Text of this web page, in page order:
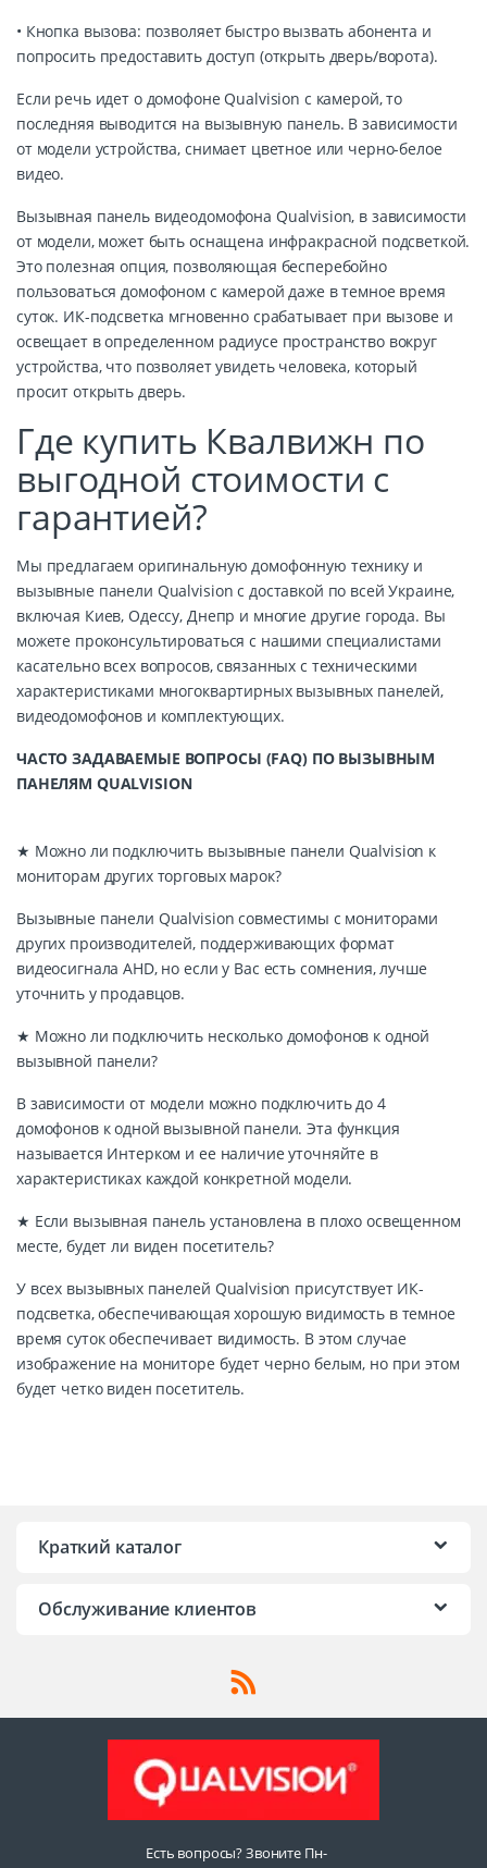
• Кнопка вызова: позволяет быстро вызвать абонента и
попросить предоставить доступ (открыть дверь/ворота).
Если речь идет о домофоне Qualvision с камерой, то
последняя выводится на вызывную панель. В зависимости
от модели устройства, снимает цветное или черно-белое
видео.
Вызывная панель видеодомофона Qualvision, в зависимости
от модели, может быть оснащена инфракрасной подсветкой.
Это полезная опция, позволяющая бесперебойно
пользоваться домофоном с камерой даже в темное время
суток. ИК-подсветка мгновенно срабатывает при вызове и
освещает в определенном радиусе пространство вокруг
устройства, что позволяет увидеть человека, который
просит открыть дверь.
Где купить Квалвижн по
выгодной стоимости с
гарантией?
Мы предлагаем оригинальную домофонную технику и
вызывные панели Qualvision с доставкой по всей Украине,
включая Киев, Одессу, Днепр и многие другие города. Вы
можете проконсультироваться с нашими специалистами
касательно всех вопросов, связанных с техническими
характеристиками многоквартирных вызывных панелей,
видеодомофонов и комплектующих.
ЧАСТО ЗАДАВАЕМЫЕ ВОПРОСЫ (FAQ) ПО ВЫЗЫВНЫМ
ПАНЕЛЯМ QUALVISION
★ Можно ли подключить вызывные панели Qualvision к
мониторам других торговых марок?
Вызывные панели Qualvision совместимы с мониторами
других производителей, поддерживающих формат
видеосигнала AHD, но если у Вас есть сомнения, лучше
уточнить у продавцов.
★ Можно ли подключить несколько домофонов к одной
вызывной панели?
В зависимости от модели можно подключить до 4
домофонов к одной вызывной панели. Эта функция
называется Интерком и ее наличие уточняйте в
характеристиках каждой конкретной модели.
★ Если вызывная панель установлена в плохо освещенном
месте, будет ли виден посетитель?
У всех вызывных панелей Qualvision присутствует ИК-
подсветка, обеспечивающая хорошую видимость в темное
время суток обеспечивает видимость. В этом случае
изображение на мониторе будет черно белым, но при этом
будет четко виден посетитель.
Краткий каталог
Обслуживание клиентов
Есть вопросы? Звоните Пн-